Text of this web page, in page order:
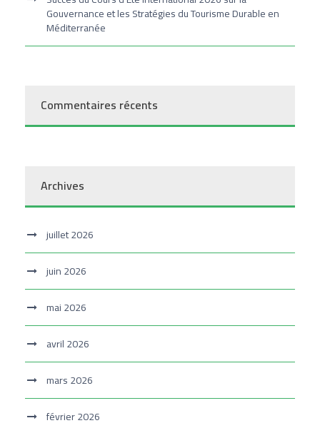
Gouvernance et les Stratégies du Tourisme Durable en
Méditerranée
Commentaires récents
Archives
juillet 2026
juin 2026
mai 2026
avril 2026
mars 2026
février 2026